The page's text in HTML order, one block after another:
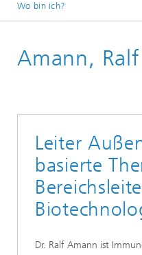
Wo bin ich?
Amann,
Leiter
basierte
Dr. Ralf Amann ist